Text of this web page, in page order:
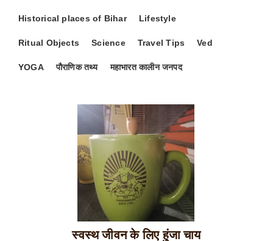
Historical places of Bihar Lifestyle
Ritual Objects Science Travel Tips Ved
YOGA पौराणिक तथ्य महाभारत कालीन जनपद
स्वस्थ जीवन के लिए हुंजा चाय